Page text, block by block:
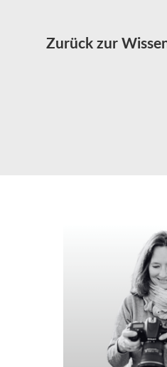
Zurück zur